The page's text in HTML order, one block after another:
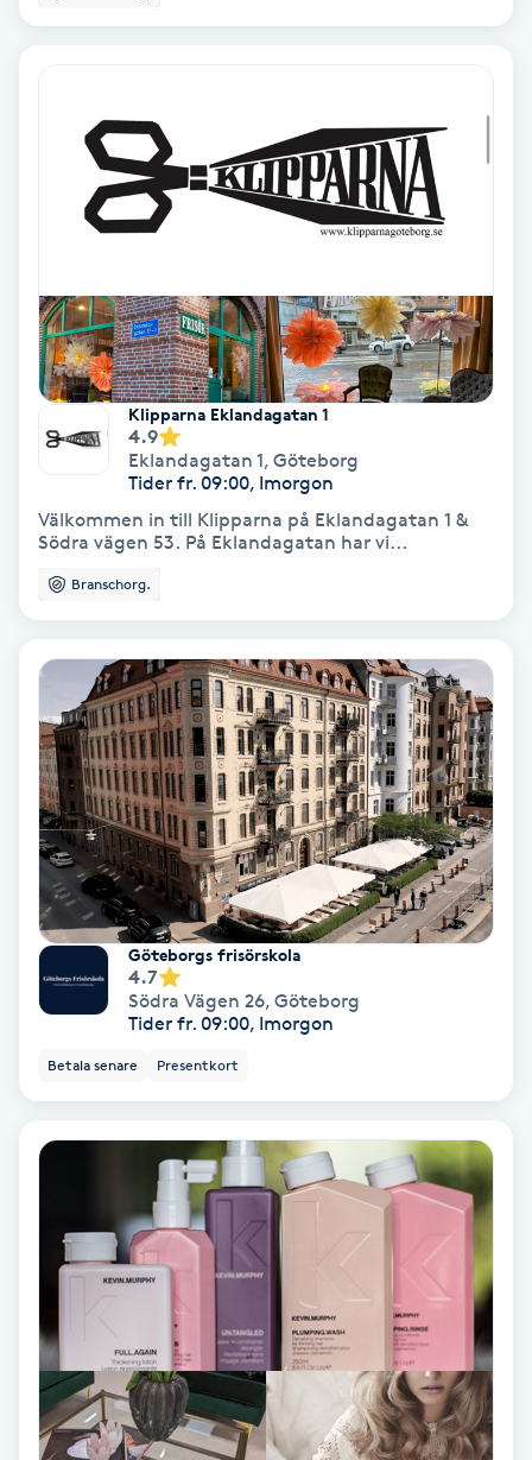
Diamantslipning
Extensions
Extensions borttagning
Eyeliner-tatuering
Face framing
Faceliftmassage
Fet hårbotten
Fettreducering
Fibromassage
Fillers
Fotmassage
Fransar
Fransborttagning
Fransförlängning
Fransförlängning Megavolym
Klipparna Eklandagatan 1
4.9
Eklandagatan 1, Göteborg
Tider fr. 09:00, Imorgon
Välkommen in till Klipparna på Eklandagatan 1 &
Södra vägen 53. På Eklandagatan har vi...
Branschorg.
Göteborgs frisörskola
4.7
Södra Vägen 26, Göteborg
Tider fr. 09:00, Imorgon
Betala senare Presentkort